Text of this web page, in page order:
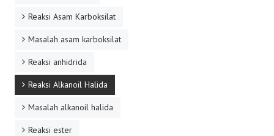
Reaksi Asam Karboksilat
Masalah asam karboksilat
Reaksi anhidrida
Reaksi Alkanoil Halida
Masalah alkanoil halida
Reaksi ester